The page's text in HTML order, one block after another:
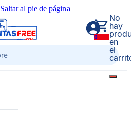
Saltar al pie de página
0
No
hay
en
el